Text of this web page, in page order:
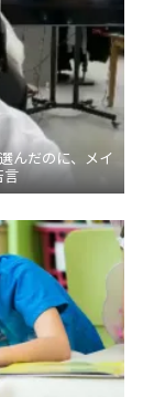
んだのに、メイ
言